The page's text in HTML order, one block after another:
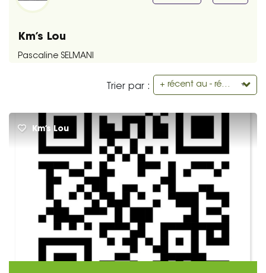
Km’s Lou
Pascaline SELMANI
Trier par : + récent au - récent
Km’s Lou